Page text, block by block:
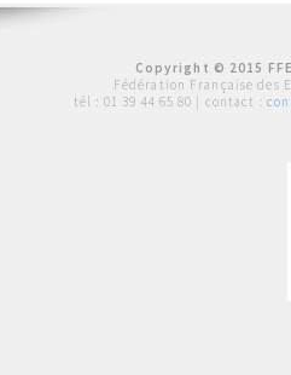
Copyright © 2015
Fédération Française des
tél : 01 39 44 65 80 | contact :